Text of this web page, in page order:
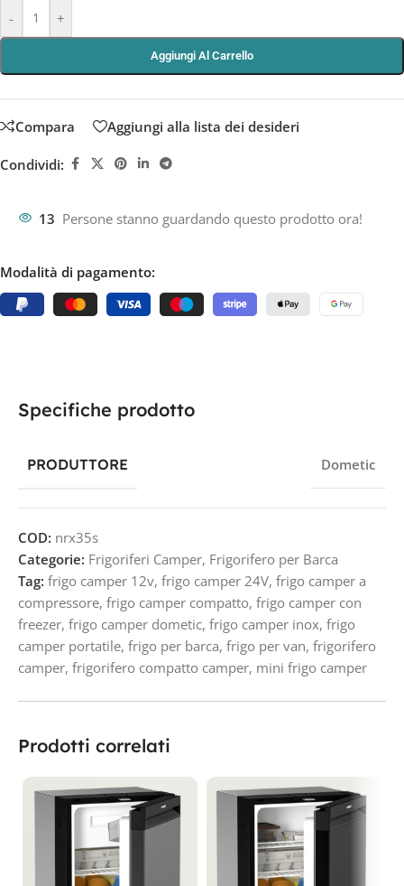
- +
Aggiungi Al Carrello
Compara Aggiungi alla lista dei desideri
Condividi:
13 Persone stanno guardando questo prodotto ora!
Modalità di pagamento:
Specifiche prodotto
PRODUTTORE Dometic
COD: nrx35s
Categorie: Frigoriferi Camper, Frigorifero per Barca
Tag: frigo camper 12v, frigo camper 24V, frigo camper a
compressore, frigo camper compatto, frigo camper con
freezer, frigo camper dometic, frigo camper inox, frigo
camper portatile, frigo per barca, frigo per van, frigorifero
camper, frigorifero compatto camper, mini frigo camper
Prodotti correlati